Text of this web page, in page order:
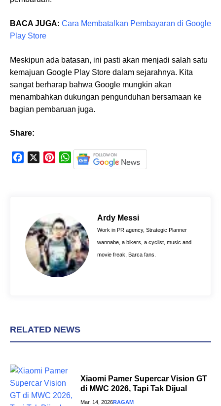
BACA JUGA: Cara Membatalkan Pembayaran di Google
Play Store
Meskipun ada batasan, ini pasti akan menjadi salah satu
kemajuan Google Play Store dalam sejarahnya. Kita
sangat berharap bahwa Google mungkin akan
menambahkan dukungan pengunduhan bersamaan ke
bagian pembaruan juga.
Share:
k
r
e
s
W
h
p
p
Ardy Messi
Work in PR agency, Strategic Planner
wannabe, a bikers, a cyclist, music and
movie freak, Barca fans.
RELATED NEWS
Xiaomi Pamer Supercar Vision GT
di MWC 2026, Tapi Tak Dijual
Mar. 14, 2026RAGAM